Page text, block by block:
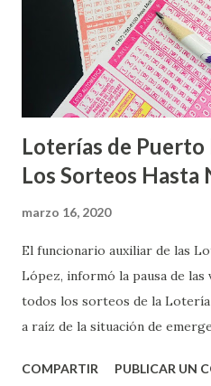
Loterías de Puerto
Los Sorteos Hasta
marzo 16, 2020
El funcionario auxiliar de las
López, informó la pausa de
todos los sorteos de la
a raíz de la situación de
proteger la salud de nuestros
COMPARTIR PUBLICAR UN